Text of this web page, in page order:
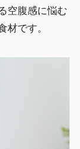
空腹感に悩む
材です。